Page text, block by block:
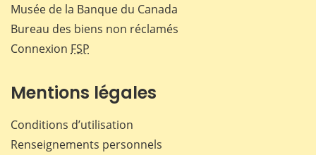
Musée de la Banque du Canada
Bureau des biens non réclamés
Connexion FSP
Mentions légales
Conditions d’utilisation
Renseignements personnels